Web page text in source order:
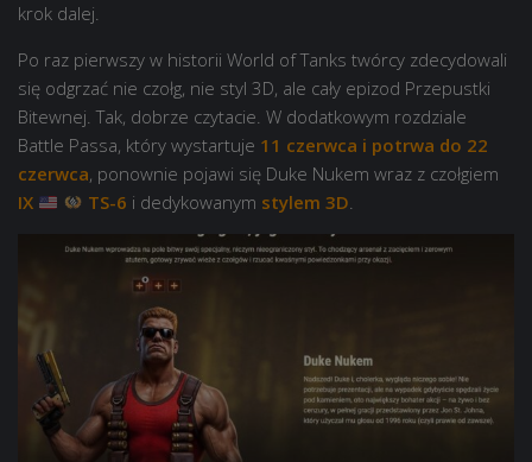
krok dalej.
Po raz pierwszy w historii World of Tanks twórcy zdecydowali
się odgrzać nie czołg, nie styl 3D, ale cały epizod Przepustki
Bitewnej. Tak, dobrze czytacie. W dodatkowym rozdziale
Battle Passa, który wystartuje 11 czerwca i potrwa do 22
czerwca, ponownie pojawi się Duke Nukem wraz z czołgiem
IX
TS-6 i dedykowanym stylem 3D.